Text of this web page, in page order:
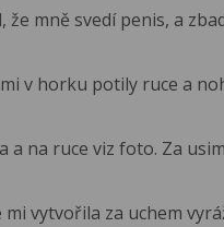
mně svedí penis, a
v horku potily ruce a
a na ruce viz foto. Za
vytvořila za uchem